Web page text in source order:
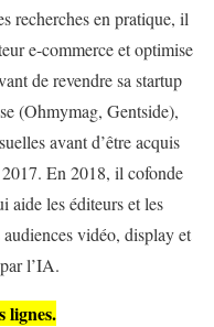
recherches en pratique, il
e-commerce et optimise
de revendre sa startup
(Ohmymag, Gentside),
avant d’être acquis
En 2018, il cofonde
aide les éditeurs et les
vidéo, display et
l’IA.
lignes.